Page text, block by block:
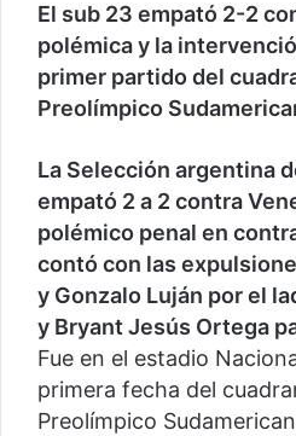
El sub 23 empató 2-2
polémica y la
primer partido del
Preolímpico
La Selección argentina
empató 2 a 2 contra
polémico penal en
contó con las
y Gonzalo Luján por el
y Bryant Jesús Ortega
Fue en el estadio
primera fecha del
Preolímpico